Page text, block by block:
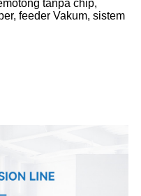
tanpa chip,
feeder Vakum, sistem